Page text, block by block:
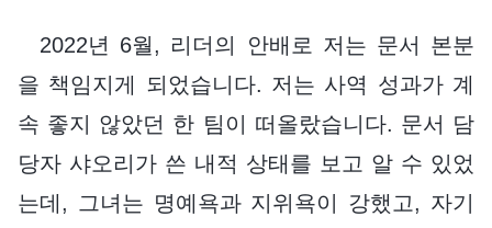
2022년 6월, 리더의 안배로 저는 문서 본분
을 책임지게 되었습니다. 저는 사역 성과가 계
속 좋지 않았던 한 팀이 떠올랐습니다. 문서 담
당자 샤오리가 쓴 내적 상태를 보고 알 수 있었
는데, 그녀는 명예욕과 지위욕이 강했고, 자기